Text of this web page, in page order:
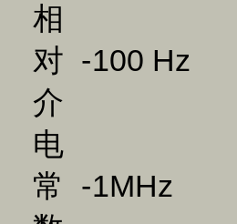
相
对
介
电
常
-100 Hz
-1MHz